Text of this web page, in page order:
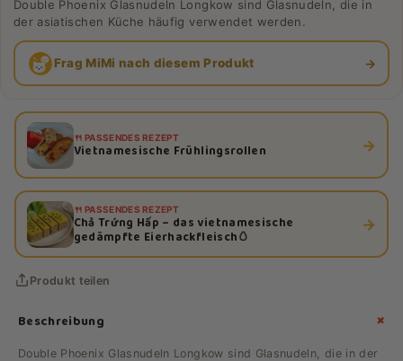
Double Phoenix Glasnudeln Longkow sind Glasnudeln, die in
der asiatischen Küche häufig verwendet werden.
Frag MiMi nach diesem Produkt →
🍴 PASSENDES REZEPT
Vietnamesische Frühlingsrollen →
🍴 PASSENDES REZEPT
Chả Trứng Hấp – das vietnamesische
gedämpfte Eierhackfleisch🥚
→
Produkt teilen
Beschreibung +
Double Phoenix Glasnudeln Longkow sind Glasnudeln, die in der